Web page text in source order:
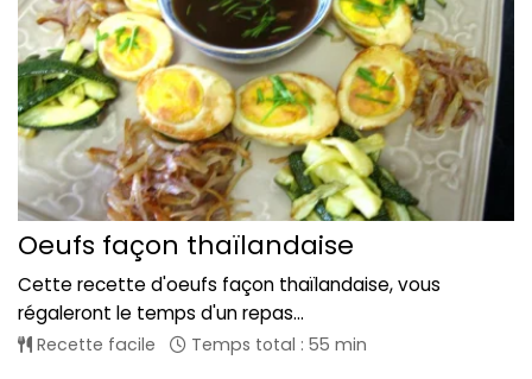
Oeufs façon thaïlandaise
Cette recette d'oeufs façon thaïlandaise, vous
régaleront le temps d'un repas...
Recette facile Temps total : 55 min